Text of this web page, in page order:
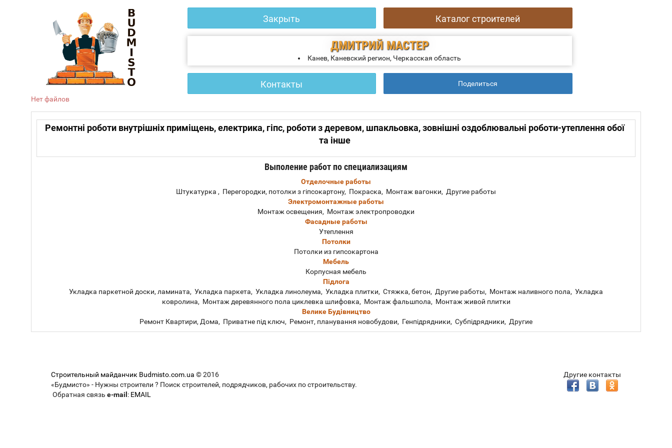
Закрыть Каталог строителей
ДМИТРИЙ МАСТЕР
Канев, Каневский регион, Черкасская область
Контакты
Поделиться
Нет файлов
Ремонтні роботи внутрішніх приміщень, електрика, гіпс, роботи з деревом, шпакльовка, зовнішні оздоблювальні роботи-утеплення обої
та інше
Выполение работ по специализациям
Отделочные работы
Штукатурка , Перегородки, потолки з гіпсокартону, Покраска, Монтаж вагонки, Другие работы
Электромонтажные работы
Монтаж освещения, Монтаж электропроводки
Фасадные работы
Утеплення
Потолки
Потолки из гипсокартона
Мебель
Корпусная мебель
Підлога
Укладка паркетной доски, ламината, Укладка паркета, Укладка линолеума, Укладка плитки, Стяжка, бетон, Другие работы, Монтаж наливного пола, Укладка
ковролина, Монтаж деревянного пола циклевка шлифовка, Монтаж фальшпола, Монтаж живой плитки
Велике Будівництво
Ремонт Квартири, Дома, Приватне під ключ, Ремонт, планування новобудови, Генпідрядники, Субпідрядники, Другие
Строительный майданчик Budmisto.com.ua © 2016
«Будмисто» - Нужны строители ? Поиск строителей, подрядчиков, рабочих по строительству.
Обратная связь e-mail : EMAIL
Другие контакты